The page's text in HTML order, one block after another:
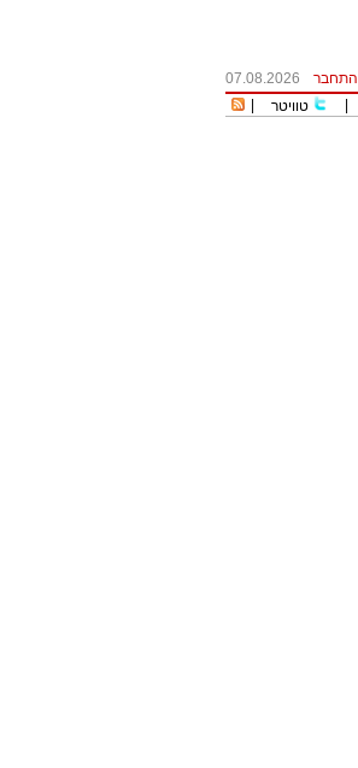
התחבר
07.08.2026
טוויטר